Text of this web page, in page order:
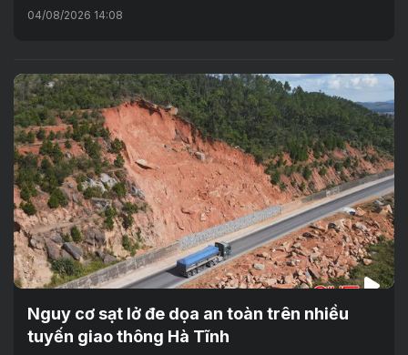
04/08/2026 14:08
Nguy cơ sạt lở đe dọa an toàn trên nhiều
tuyến giao thông Hà Tĩnh